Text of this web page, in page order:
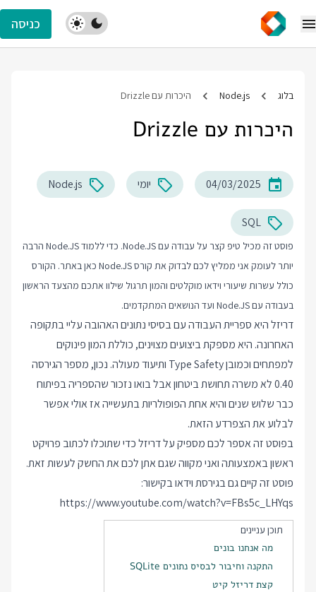
כניסה
בלוג Node.js היכרות עם Drizzle
היכרות עם Drizzle
04/03/2025 יומי Node.js
SQL
פוסט זה מכיל טיפ קצר על עבודה עם Node.JS. כדי ללמוד Node.JS הרבה
יותר לעומק אני ממליץ לכם לבדוק את קורס Node.JS
כאן באתר. הקורס
כולל עשרות שיעורי וידאו מוקלטים והמון תרגול שילוו אתכם מהצעד הראשון
בעבודה עם Node.JS ועד הנושאים המתקדמים.
דריזל היא ספריית העבודה עם בסיסי נתונים האהובה עליי בתקופה
האחרונה. היא מספקת ביצועים מצוינים, כוללת המון פינוקים
למפתחים וכמובן Type Safety ותיעוד מעולה. נכון, מספר הגירסה
0.40 לא משרה תחושת ביטחון אבל בואו נזכור שהספריה בפיתוח
כבר שלוש שנים והיא אחת הפופולריות בתעשייה אז אולי אפשר
לבלוע את הצפרדע הזאת.
בפוסט זה אספר לכם מספיק על דריזל כדי שתוכלו לכתוב פרויקט
ראשון באמצעותה ואני מקווה שגם אתן לכם את החשק לעשות זאת.
פוסט זה קיים גם בגירסת וידאו בקישור:
https://www.youtube.com/watch?v=FBs5c_LHYqs
תוכן עניינים
מה אנחנו בונים
התקנה וחיבור לבסיס נתונים SQLite
קצת דריזל קיט